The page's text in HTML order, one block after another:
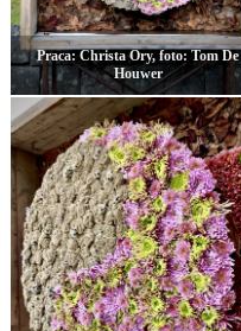
Praca: Christa Ory, foto: Tom De
Houwer